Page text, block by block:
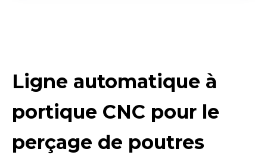
Ligne automatique à
portique CNC pour le
perçage de poutres